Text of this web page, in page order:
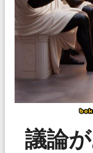
議論